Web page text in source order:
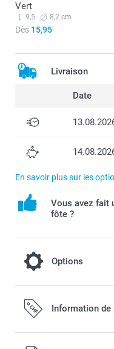
Vert
9,5 8,2 cm
Dès 15,95
Livraison
Date
En savoir plus sur les
Vous avez fait
fôte ?
Options
Optez pour un
3,00 / pièce
Information de